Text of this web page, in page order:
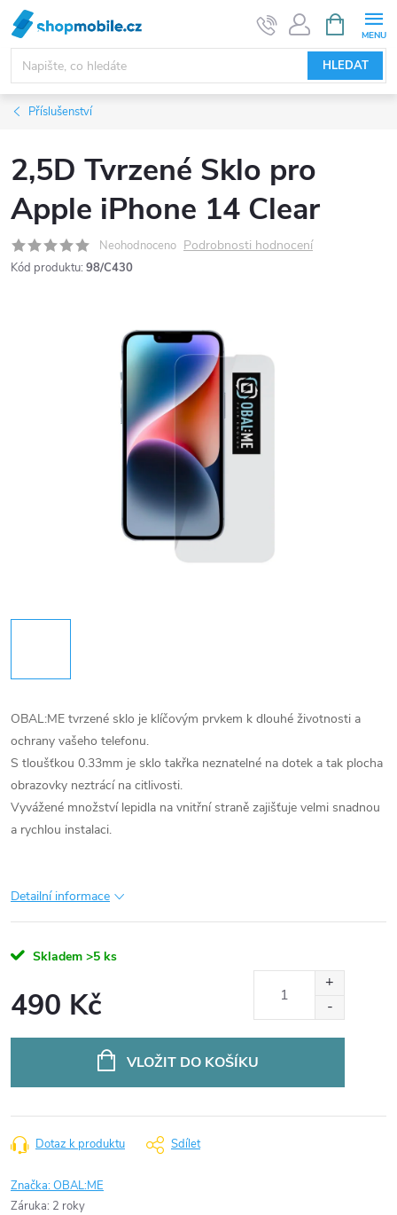
Přejít
na
obsah
HLEDAT
NÁKUPNÍ
KOŠÍK
Příslušenství
2,5D Tvrzené Sklo pro
Apple iPhone 14 Clear
Neohodnoceno Podrobnosti hodnocení
Kód produktu: 98/C430
OBAL:ME tvrzené sklo je klíčovým prvkem k dlouhé životnosti a
ochrany vašeho telefonu.
S tloušťkou 0.33mm je sklo takřka neznatelné na dotek a tak plocha
obrazovky neztrácí na citlivosti.
Vyvážené množství lepidla na vnitřní straně zajišťuje velmi snadnou
a rychlou instalaci.
Detailní informace
Skladem >5 ks
490 Kč
VLOŽIT DO KOŠÍKU
Dotaz k produktu Sdílet
Značka:OBAL:ME
Záruka: 2 roky